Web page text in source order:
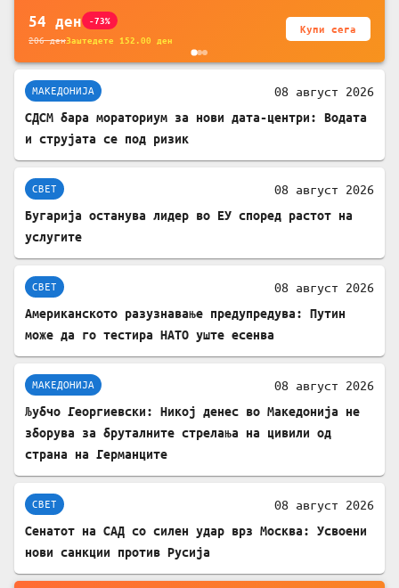
54 ден -73%
206денЗаштедете 152.00 ден
Купи сега
МАКЕДОНИЈА 08 август 2026
СДСМ бара мораториум за нови дата-центри: Водата
и струјата се под ризик
СВЕТ 08 август 2026
Бугарија останува лидер во ЕУ според растот на
услугите
СВЕТ 08 август 2026
Американското разузнавање предупредува: Путин
може да го тестира НАТО уште есенва
МАКЕДОНИЈА 08 август 2026
Љубчо Георгиевски: Никој денес во Македонија не
зборува за бруталните стрелања на цивили од
страна на Германците
СВЕТ 08 август 2026
Сенатот на САД со силен удар врз Москва: Усвоени
нови санкции против Русија